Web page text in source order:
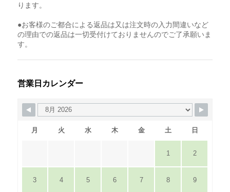
ります。
●お客様のご都合による返品は又は注文時の入力間違いなど
の理由での返品は一切受付けておりませんのでご了承願いま
す。
営業日カレンダー
月 火 水 木 金 土 日
1 2
3 4 5 6 7 8 9